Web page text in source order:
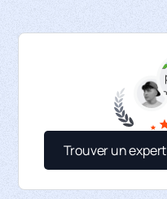
Trouver un expert